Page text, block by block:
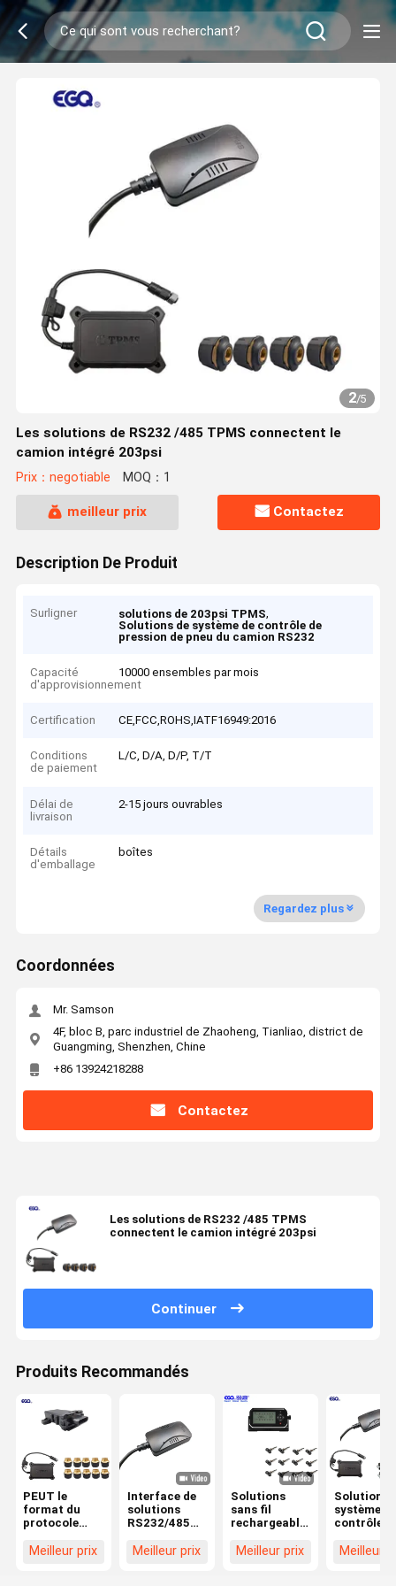
2/5
Les solutions de RS232 /485 TPMS connectent le
camion intégré 203psi
Prix：negotiable MOQ：1
meilleur prix Contactez
Description De Produit
Surligner solutions de 203psi TPMS,
Solutions de système de contrôle de
pression de pneu du camion RS232
Capacité
d'approvisionnement
10000 ensembles par mois
Certification CE,FCC,ROHS,IATF16949:2016
Conditions
de paiement
L/C, D/A, D/P, T/T
Délai de
livraison
2-15 jours ouvrables
Détails
d'emballage
boîtes
Regardez plus
Coordonnées
Mr. Samson
4F, bloc B, parc industriel de Zhaoheng, Tianliao, district de
Guangming, Shenzhen, Chine
+86 13924218288
Contactez
Les solutions de RS232 /485 TPMS
connectent le camion intégré 203psi
Continuer
Produits Recommandés
PEUT le
format du
protocole
soutien
Meilleur prix
Interface de
solutions
RS232/485
Camion
Meilleur prix
Solutions
sans fil
rechargeables
TPMS de 203
Meilleur prix
Solutions
système de
contrôle
pneus de
Meilleur